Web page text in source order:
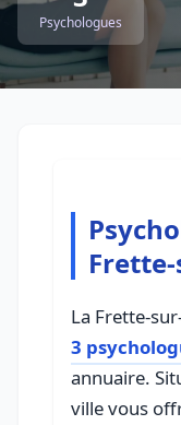
Psychologues
La Frette-
3
annuaire.
ville vous